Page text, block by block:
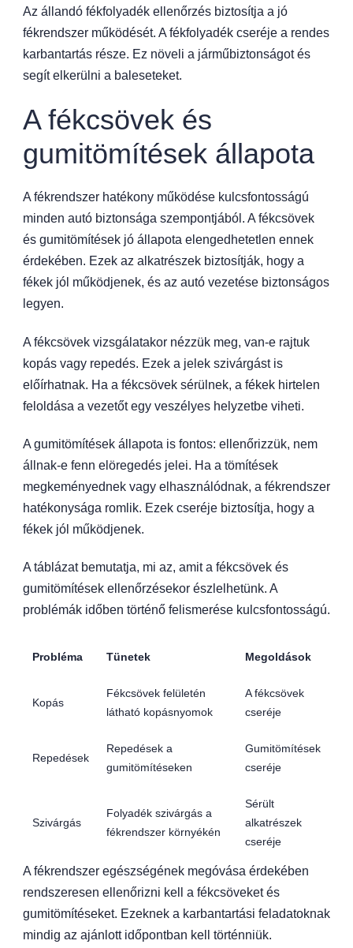
Az állandó fékfolyadék ellenőrzés biztosítja a jó
fékrendszer működését. A fékfolyadék cseréje a rendes
karbantartás része. Ez növeli a járműbiztonságot és
segít elkerülni a baleseteket.
A fékcsövek és
gumitömítések állapota
A fékrendszer hatékony működése kulcsfontosságú
minden autó biztonsága szempontjából. A fékcsövek
és gumitömítések jó állapota elengedhetetlen ennek
érdekében. Ezek az alkatrészek biztosítják, hogy a
fékek jól működjenek, és az autó vezetése biztonságos
legyen.
A fékcsövek vizsgálatakor nézzük meg, van-e rajtuk
kopás vagy repedés. Ezek a jelek szivárgást is
előírhatnak. Ha a fékcsövek sérülnek, a fékek hirtelen
feloldása a vezetőt egy veszélyes helyzetbe viheti.
A gumitömítések állapota is fontos: ellenőrizzük, nem
állnak-e fenn elöregedés jelei. Ha a tömítések
megkeményednek vagy elhasználódnak, a fékrendszer
hatékonysága romlik. Ezek cseréje biztosítja, hogy a
fékek jól működjenek.
A táblázat bemutatja, mi az, amit a fékcsövek és
gumitömítések ellenőrzésekor észlelhetünk. A
problémák időben történő felismerése kulcsfontosságú.
Probléma Tünetek Megoldások
Kopás
Fékcsövek felületén
látható kopásnyomok
A fékcsövek
cseréje
Repedések
Repedések a
gumitömítéseken
Gumitömítések
cseréje
Szivárgás
Folyadék szivárgás a
fékrendszer környékén
Sérült
alkatrészek
cseréje
A fékrendszer egészségének megóvása érdekében
rendszeresen ellenőrizni kell a fékcsöveket és
gumitömítéseket. Ezeknek a karbantartási feladatoknak
mindig az ajánlott időpontban kell történniük.